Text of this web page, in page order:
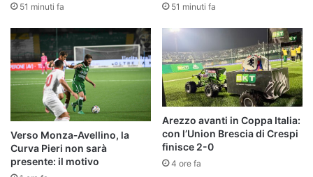
51 minuti fa 51 minuti fa
Verso Monza‑Avellino, la
Curva Pieri non sarà
presente: il motivo
Arezzo avanti in Coppa Italia:
con l’Union Brescia di Crespi
finisce 2-0
4 ore fa